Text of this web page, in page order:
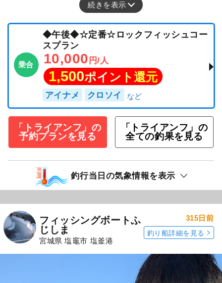
続きを表示
乗合
◆午後◆☆定番☆ロックフィッシュコー
スプラン
10,000 円/人
1,500ポイント還元
アイナメ クロソイ
「トライアンフ」の
予約プランを見る
「トライアンフ」の
全ての釣果を見る
釣行当日の気象情報を表示
フィッシングボートふ
じしま
宮城県 塩竈市 塩釜港
315日前
釣り船詳細を見る